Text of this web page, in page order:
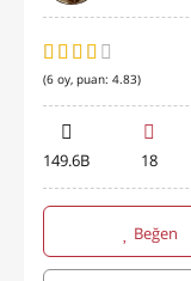
(6 oy, puan: 4.83)
149.6B 18
Beğen